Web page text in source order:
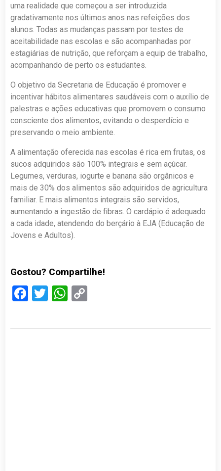
uma realidade que começou a ser introduzida
gradativamente nos últimos anos nas refeições dos
alunos. Todas as mudanças passam por testes de
aceitabilidade nas escolas e são acompanhadas por
estagiárias de nutrição, que reforçam a equip de trabalho,
acompanhando de perto os estudantes.
O objetivo da Secretaria de Educação é promover e
incentivar hábitos alimentares saudáveis com o auxílio de
palestras e ações educativas que promovem o consumo
consciente dos alimentos, evitando o desperdício e
preservando o meio ambiente.
A alimentação oferecida nas escolas é rica em frutas, os
sucos adquiridos são 100% integrais e sem açúcar.
Legumes, verduras, iogurte e banana são orgânicos e
mais de 30% dos alimentos são adquiridos de agricultura
familiar. E mais alimentos integrais são servidos,
aumentando a ingestão de fibras. O cardápio é adequado
a cada idade, atendendo do berçário à EJA (Educação de
Jovens e Adultos).
Gostou? Compartilhe!
Facebook
TwitterWhatsApp